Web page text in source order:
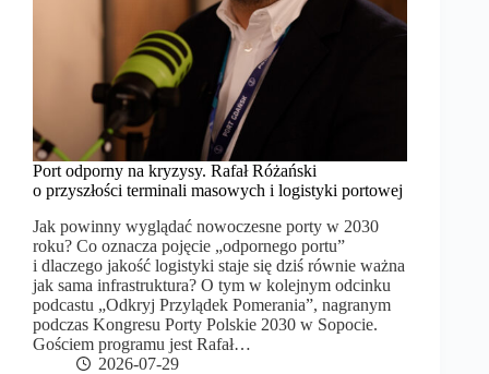
Port odporny na kryzysy. Rafał Różański
o przyszłości terminali masowych i logistyki portowej
Jak powinny wyglądać nowoczesne porty w 2030
roku? Co oznacza pojęcie „odpornego portu”
i dlaczego jakość logistyki staje się dziś równie ważna
jak sama infrastruktura? O tym w kolejnym odcinku
podcastu „Odkryj Przylądek Pomerania”, nagranym
podczas Kongresu Porty Polskie 2030 w Sopocie.
Gościem programu jest Rafał…
2026-07-29